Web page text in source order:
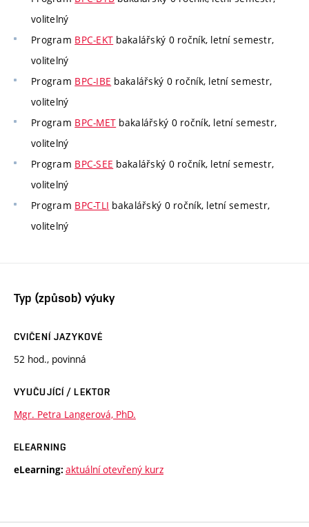
volitelný
Program BPC-EKT bakalářský 0 ročník, letní semestr,
volitelný
Program BPC-IBE bakalářský 0 ročník, letní semestr,
volitelný
Program BPC-MET bakalářský 0 ročník, letní semestr,
volitelný
Program BPC-SEE bakalářský 0 ročník, letní semestr,
volitelný
Program BPC-TLI bakalářský 0 ročník, letní semestr,
volitelný
Typ (způsob) výuky
CVIČENÍ JAZYKOVÉ
52 hod., povinná
VYUČUJÍCÍ / LEKTOR
Mgr. Petra Langerová, PhD.
ELEARNING
eLearning: aktuální otevřený kurz